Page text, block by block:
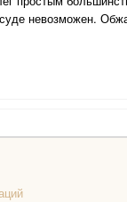
невозможен.